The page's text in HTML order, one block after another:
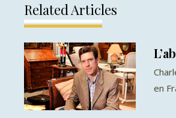
Related Articles
en